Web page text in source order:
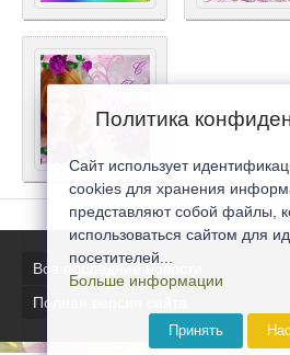
Все последние новости
Полная версия сайта
Политика
Сайт использует
cookies для хранения
представляют собой файлы,
использоваться сайтом для
посетителей...
Больше информации
Принять